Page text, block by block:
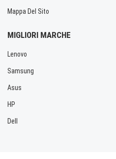
Mappa Del Sito
MIGLIORI MARCHE
Lenovo
Samsung
Asus
HP
Dell